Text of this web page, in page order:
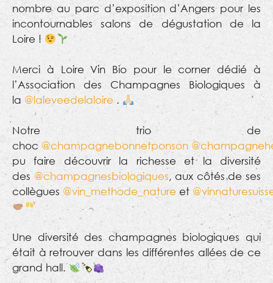
nombre au parc d’exposition d’Angers pour les
incontournables salons de dégustation de la
Loire !
Merci à Loire Vin Bio pour le corner dédié à
l’Association des Champagnes Biologiques à
la @laleveedelaloire .
Notre trio de
choc @champagnebonnetponson
pu faire découvrir la richesse et la diversité
des @champagnesbiologiques, aux côtés de ses
collègues @vin_methode_nature et
Une diversité des champagnes biologiques qui
était à retrouver dans les différentes allées de ce
grand hall.